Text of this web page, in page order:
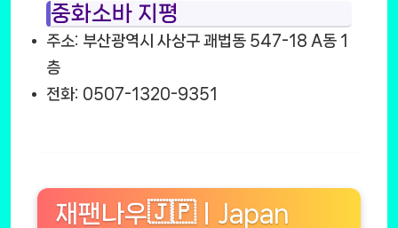
중화소바 지평
주소: 부산광역시 사상구 괘법동 547-18 A동 1
층
전화: 0507-1320-9351
재팬나우🇯🇵ㅣJapan